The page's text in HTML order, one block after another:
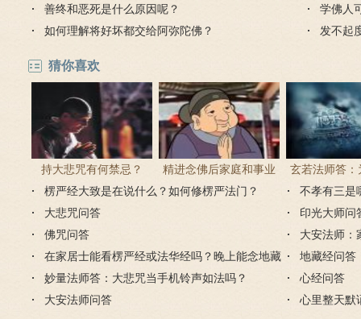
善终和恶死是什么原因呢？
如何理解将好坏都交给阿弥陀佛？
德吗？
学佛人
法？
发不起
猜你喜欢
持大悲咒有何禁忌？
精进念佛后家庭和事业
为何会出现很多逆缘？
玄若法师答：
里持大悲咒
楞严经大致是在说什么？如何修楞严法门？
不孝有三是
大悲咒问答
印光大师问
佛咒问答
大安法师：
在家居士能看楞严经或法华经吗？晚上能念地藏
经吗？
地藏经问答
妙量法师答：大悲咒当手机铃声如法吗？
心经问答
大安法师问答
心里整天默